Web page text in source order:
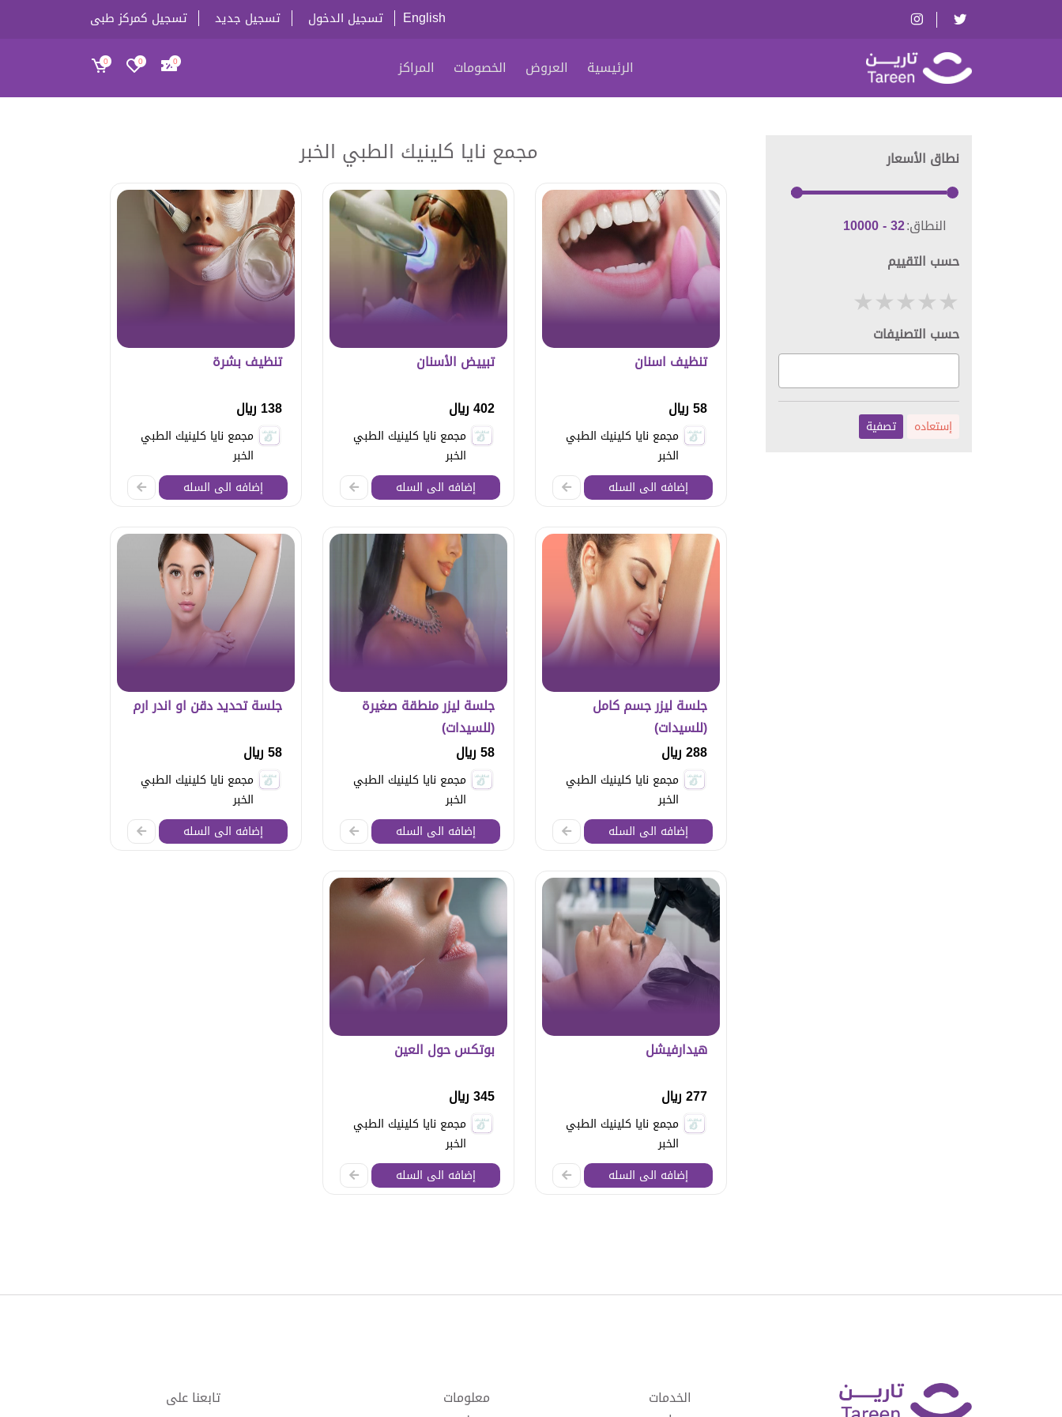
English تسجيل الدخول تسجيل جديد تسجيل كمركز طبى
الرئيسية العروض الخصومات المراكز 0
0
0
نطاق الأسعار
النطاق:
حسب التقييم
حسب التصنيفات
إستعاده تصفية
مجمع نايا كلينيك الطبي الخبر
تنظيف اسنان
58 ريال
مجمع نايا كلينيك الطبي
الخبر
إضافه الى السله
تبييض الأسنان
402 ريال
مجمع نايا كلينيك الطبي
الخبر
إضافه الى السله
تنظيف بشرة
138 ريال
مجمع نايا كلينيك الطبي
الخبر
إضافه الى السله
جلسة ليزر جسم كامل
(للسيدات)
288 ريال
مجمع نايا كلينيك الطبي
الخبر
إضافه الى السله
جلسة ليزر منطقة صغيرة
(للسيدات)
58 ريال
مجمع نايا كلينيك الطبي
الخبر
إضافه الى السله
جلسة تحديد دقن او اندر ارم
58 ريال
مجمع نايا كلينيك الطبي
الخبر
إضافه الى السله
هيدارفيشل
277 ريال
مجمع نايا كلينيك الطبي
الخبر
إضافه الى السله
بوتكس حول العين
345 ريال
مجمع نايا كلينيك الطبي
الخبر
إضافه الى السله
الخدمات
معلومات
تابعنا على